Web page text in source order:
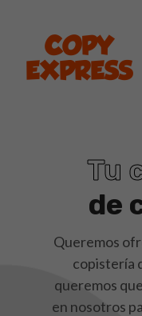
Tu
de
Queremos
copistería
queremos
en nosotros